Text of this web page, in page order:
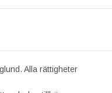
Alla rättigheter